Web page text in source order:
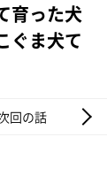
育った犬
ぐま犬て
回の話